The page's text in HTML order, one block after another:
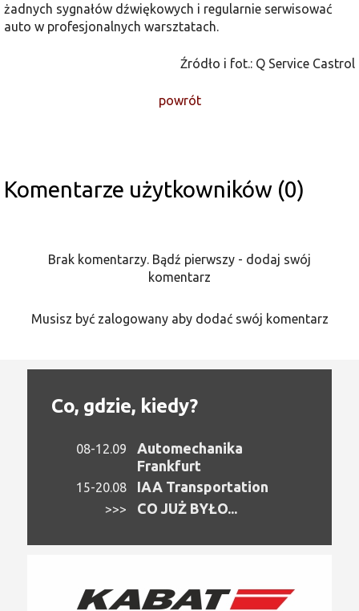
żadnych sygnałów dźwiękowych i regularnie serwisować
auto w profesjonalnych warsztatach​​.
Źródło i fot.: Q Service Castrol
powrót
Komentarze użytkowników (0)
Brak komentarzy. Bądź pierwszy - dodaj swój
komentarz
Musisz być zalogowany aby dodać swój komentarz
Co, gdzie, kiedy?
08-12.09
Automechanika
Frankfurt
15-20.08 IAA Transportation
>>> CO JUŻ BYŁO...